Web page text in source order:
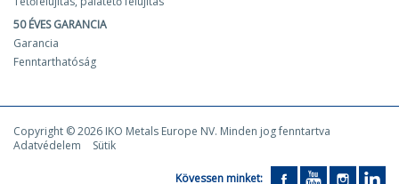
50 ÉVES GARANCIA
Garancia
Fenntarthatóság
Copyright © 2026 IKO Metals Europe NV. Minden jog fenntartva
Adatvédelem
Sütik
Kövessen minket: